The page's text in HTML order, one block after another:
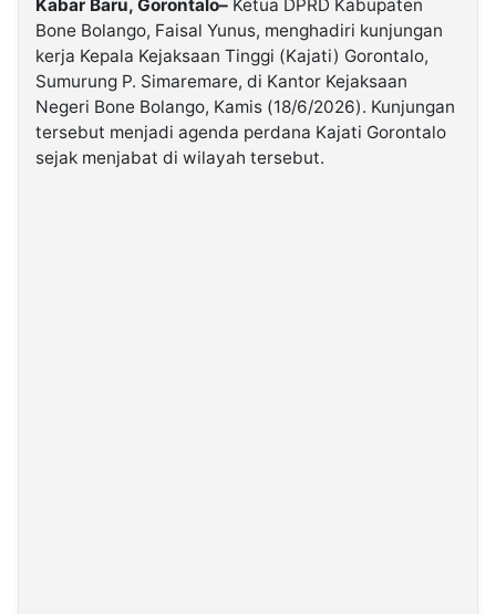
Kabarbaru.co
Kabarbaru
Kabar Baru, Gorontalo– Ketua DPRD Kabupaten
Bone Bolango, Faisal Yunus, menghadiri kunjungan
kerja Kepala Kejaksaan Tinggi (Kajati) Gorontalo,
Sumurung P. Simaremare, di Kantor Kejaksaan
Negeri Bone Bolango, Kamis (18/6/2026). Kunjungan
tersebut menjadi agenda perdana Kajati Gorontalo
sejak menjabat di wilayah tersebut.